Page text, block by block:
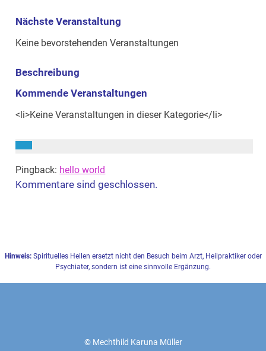
Nächste Veranstaltung
Keine bevorstehenden Veranstaltungen
Beschreibung
Kommende Veranstaltungen
<li>Keine Veranstaltungen in dieser Kategorie</li>
Pingback: hello world
Kommentare sind geschlossen.
Hinweis: Spirituelles Heilen ersetzt nicht den Besuch beim Arzt, Heilpraktiker oder
Psychiater, sondern ist eine sinnvolle Ergänzung.
© Mechthild Karuna Müller